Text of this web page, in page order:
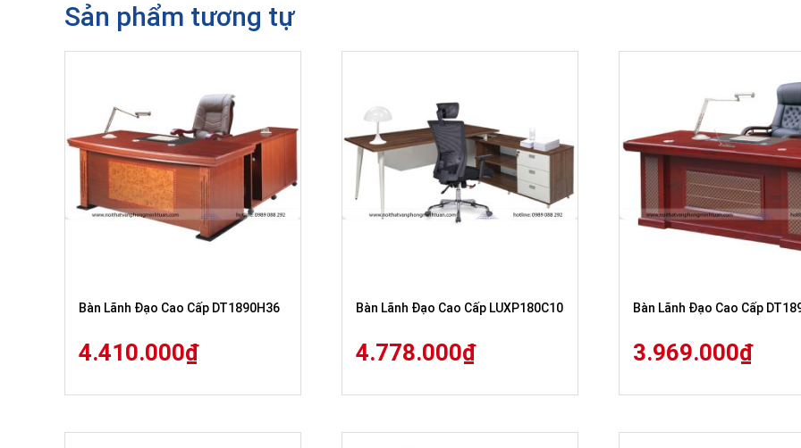
Sản phẩm tương tự
Bàn Lãnh Đạo Cao Cấp DT1890H36
4.410.000₫
Bàn Lãnh Đạo Cao Cấp LUXP180C10
4.778.000₫
Bàn Lãnh Đạo Cao Cấp
3.969.000₫